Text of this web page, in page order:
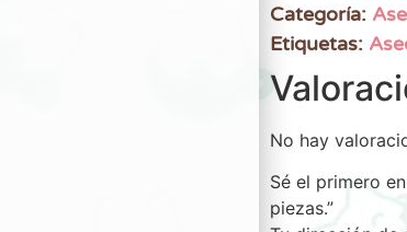
Categoría:
Etiquetas:
No hay
Sé el primero
piezas.”